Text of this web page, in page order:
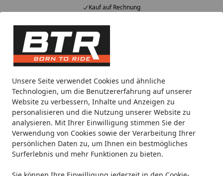
Unsere Seite verwendet Cookies und ähnliche
Technologien, um die Benutzererfahrung auf unserer
Website zu verbessern, Inhalte und Anzeigen zu
personalisieren und die Nutzung unserer Website zu
analysieren. Mit Ihrer Einwilligung stimmen Sie der
Verwendung von Cookies sowie der Verarbeitung Ihrer
persönlichen Daten zu, um Ihnen ein bestmögliches
Surferlebnis und mehr Funktionen zu bieten.
Kauf auf Rechnung
Alle Produkte
Mein Konto
Suchen
Noch 2 Tage und 12 Stunden
Spare bis zu 35% auf EVOLIFT® Zentralständer
von BTR!
Startseite
Werkstatt Einlagerung / Aufbewahrung
kwb Werkzeugkoffer 129tlg 370780